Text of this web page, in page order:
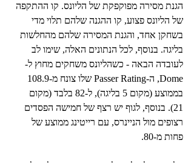
הגנת מסירה מפוקפקת של הליונס. קו ההתקפה
של הליונס פצוע, קו ההגנה שלהם תלוי מדי
בשחקן אחד, והגנת המסירה שלהם מהחלשות
בליגה. בנוסף, לכל הנתונים האלה, שימו לב
לעובדה הבאה - כשהליונס משחקים מחוץ ל-
בממוצע (מקום 5 בליגה), ל-82 בלבד (מקום
21). בנוסף, לגוף יש רצף של חמישה הפסדים
רצופים מול הניינרס, עם רייטינג ממוצע של
פחות מ-80.